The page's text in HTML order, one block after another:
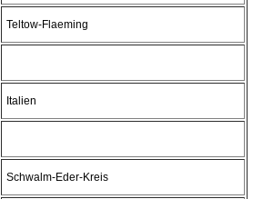
Teltow-Flaeming
Italien
Schwalm-Eder-Kreis